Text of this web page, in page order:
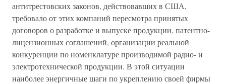
антитрестовских законов, действовавших в США,
требовало от этих компаний пересмотра принятых
договоров о разработке и выпуске продукции, патентно-
лицензионных соглашений, организации реальной
конкуренции по номенклатуре производимой радио- и
электротехнической продукции. В этой ситуации
наиболее энергичные шаги по укреплению своей фирмы